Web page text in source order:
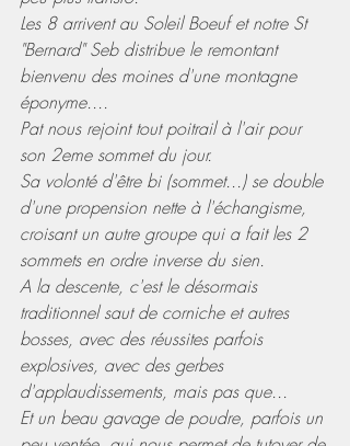
Les 8 arrivent au Soleil Boeuf et notre St
"Bernard" Seb distribue le remontant
bienvenu des moines d'une montagne
éponyme....
Pat nous rejoint tout poitrail à l'air pour
son 2eme sommet du jour.
Sa volonté d'être bi (sommet...) se double
d'une propension nette à l'échangisme,
croisant un autre groupe qui a fait les 2
sommets en ordre inverse du sien.
A la descente, c'est le désormais
traditionnel saut de corniche et autres
bosses, avec des réussites parfois
explosives, avec des gerbes
d'applaudissements, mais pas que...
Et un beau gavage de poudre, parfois un